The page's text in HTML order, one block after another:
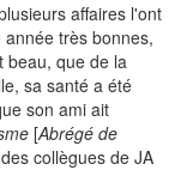
affaires l'ont
très bonnes,
beau, que de la
sa santé a été
son ami ait
[Abrégé de
collègues de JA